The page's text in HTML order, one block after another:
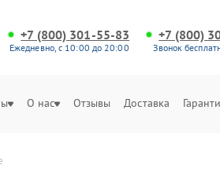
+7 (800) 301-55-83
Ежедневно, с 10:00 до 20:00
+7 (800)
Звонок
О нас Отзывы Доставка